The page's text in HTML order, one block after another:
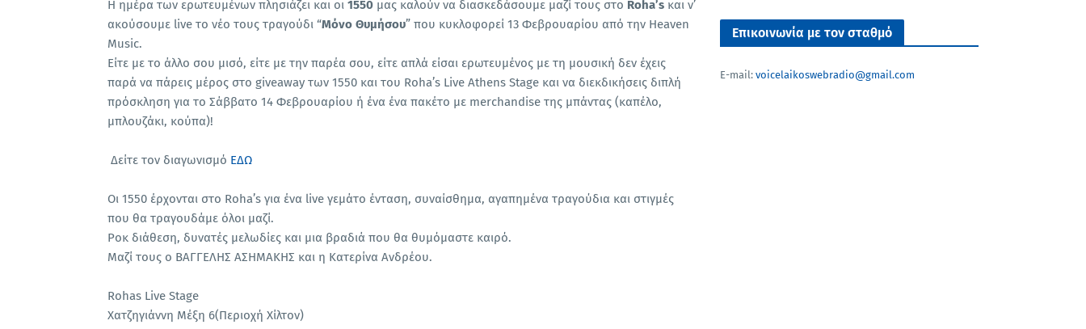
Η ημέρα των ερωτευμένων πλησιάζει και οι 1550 μας καλούν να διασκεδάσουμε μαζί τους στο Roha’s και ν’
ακούσουμε live το νέο τους τραγούδι “Μόνο Θυμήσου” που κυκλοφορεί 13 Φεβρουαρίου από την Heaven
Music.
Είτε με το άλλο σου μισό, είτε με την παρέα σου, είτε απλά είσαι ερωτευμένος με τη μουσική δεν έχεις
παρά να πάρεις μέρος στο giveaway των 1550 και του Roha’s Live Athens Stage και να διεκδικήσεις διπλή
πρόσκληση για το Σάββατο 14 Φεβρουαρίου ή ένα ένα πακέτο με merchandise της μπάντας (καπέλο,
μπλουζάκι, κούπα)!
Δείτε τον διαγωνισμό ΕΔΩ
Οι 1550 έρχονται στο Roha’s για ένα live γεμάτο ένταση, συναίσθημα, αγαπημένα τραγούδια και στιγμές
που θα τραγουδάμε όλοι μαζί.
Ροκ διάθεση, δυνατές μελωδίες και μια βραδιά που θα θυμόμαστε καιρό.
Μαζί τους ο ΒΑΓΓΕΛΗΣ ΑΣΗΜΑΚΗΣ και η Κατερίνα Ανδρέου.
Rohas Live Stage
Χατζηγιάννη Μέξη 6(Περιοχή Χίλτον)
Επικοινωνία με τον σταθμό
E-mail: voicelaikoswebradio@gmail.com